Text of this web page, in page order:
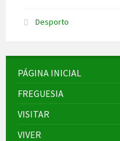
Desporto
PÁGINA INICIAL
FREGUESIA
VISITAR
VIVER